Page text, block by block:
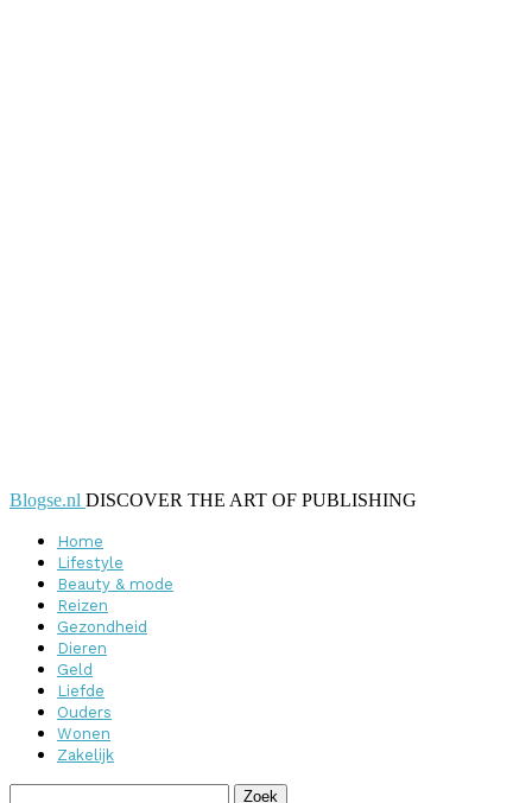
Blogse.nl DISCOVER THE ART OF PUBLISHING
Home
Lifestyle
Beauty & mode
Reizen
Gezondheid
Dieren
Geld
Liefde
Ouders
Wonen
Zakelijk